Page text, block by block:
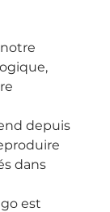
depuis
dans
est